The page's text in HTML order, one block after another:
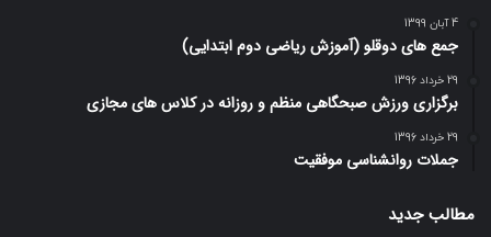
4 آبان 1399
جمع های دوقلو (آموزش ریاضی دوم ابتدایی)
29 خرداد 1396
برگزاری ورزش صبحگاهی منظم و روزانه در کلاس های مجازی
29 خرداد 1396
جملات روانشناسی موفقیت
مطالب جدید